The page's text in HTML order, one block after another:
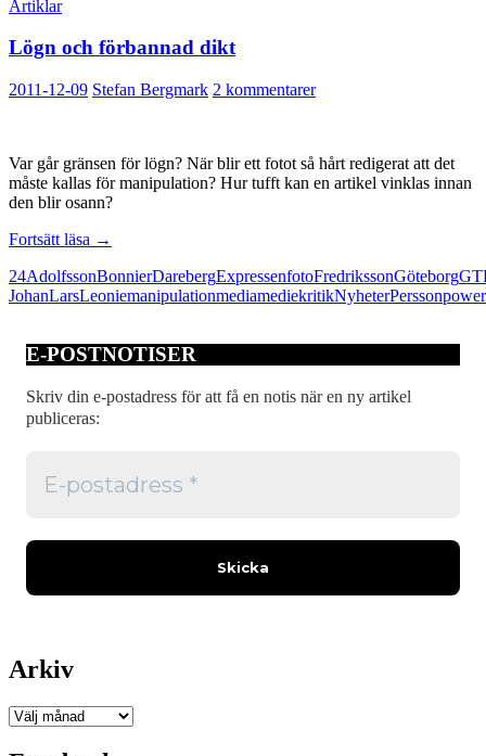
Artiklar
Lögn och förbannad dikt
2011-12-09 Stefan Bergmark 2 kommentarer
Var går gränsen för lögn? När blir ett fotot så hårt redigerat att det
måste kallas för manipulation? Hur tufft kan en artikel vinklas innan
den blir osann?
Fortsätt läsa Lögn
förbannad
dikt
→
24AdolfssonBonnierDarebergExpressenfotoFredrikssonGöteborgGT
JohanLarsLeoniemanipulationmediamediekritikNyheterPersson
E-POSTNOTISER
Skriv din e-postadress för att få en notis när en ny artikel
publiceras:
Arkiv
Arkiv